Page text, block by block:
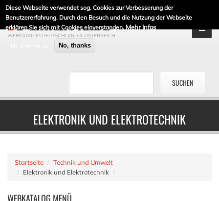
Diese Webseite verwendet sog. Cookies zur Verbesserung der
Benutzererfahrung. Durch den Besuch und die Nutzung der Webseite
erklären Sie sich mit Cookies einverstanden. Mehr Infos
No, thanks
DE-LINKLISTE.DE
WEBKATALOG DEUTSCHLAND & ÖSTERREICH
ELEKTRONIK UND ELEKTROTECHNIK
Startseite
Technik und Umwelt
Elektronik und Elektrotechnik
WEBKATALOG MENÜ